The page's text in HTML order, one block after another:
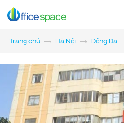
Trang chủ Hà Nội Đống Đa